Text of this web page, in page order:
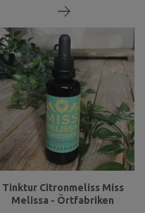
Tinktur Citronmeliss Miss
Melissa - Örtfabriken